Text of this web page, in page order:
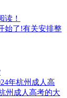
读！
始了!有关安排整
年杭州成人高
州成人高考的大